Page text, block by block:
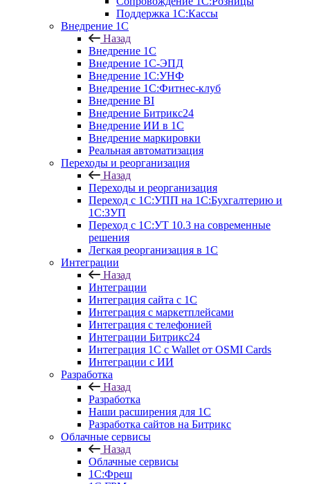
Поддержка 1С:Кассы
Внедрение 1С
Назад
Внедрение 1С
Внедрение 1С-ЭПД
Внедрение 1С:УНФ
Внедрение 1С:Фитнес-клуб
Внедрение BI
Внедрение Битрикс24
Внедрение ИИ в 1С
Внедрение маркировки
Реальная автоматизация
Переходы и реорганизация
Назад
Переходы и реорганизация
Переход с 1С:УПП на 1С:Бухгалтерию и
1С:ЗУП
Переход с 1С:УТ 10.3 на современные
решения
Легкая реорганизация в 1С
Интеграции
Назад
Интеграции
Интеграция сайта с 1С
Интеграция с маркетплейсами
Интеграция с телефонией
Интеграции Битрикс24
Интеграция 1С с Wallet от OSMI Cards
Интеграции с ИИ
Разработка
Назад
Разработка
Наши расширения для 1С
Разработка сайтов на Битрикс
Облачные сервисы
Назад
Облачные сервисы
1С:Фреш